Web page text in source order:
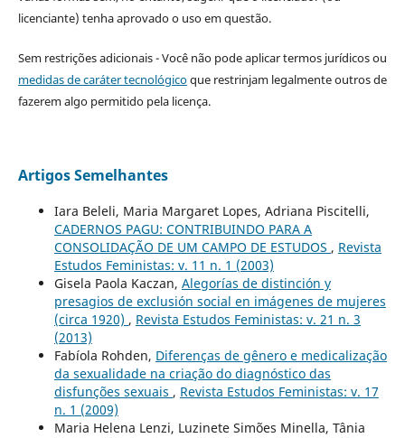
licenciante) tenha aprovado o uso em questão.
Sem restrições adicionais - Você não pode aplicar termos jurídicos ou
medidas de caráter tecnológicoque restrinjam legalmente outros de
fazerem algo permitido pela licença.
Artigos Semelhantes
Iara Beleli, Maria Margaret Lopes, Adriana Piscitelli,
CADERNOS PAGU: CONTRIBUINDO PARA A
CONSOLIDAÇÃO DE UM CAMPO DE ESTUDOS , Revista
Estudos Feministas: v. 11 n. 1 (2003)
Gisela Paola Kaczan, Alegorías de distinción y
presagios de exclusión social en imágenes de mujeres
(circa 1920) , Revista Estudos Feministas: v. 21 n. 3
(2013)
Fabíola Rohden, Diferenças de gênero e medicalização
da sexualidade na criação do diagnóstico das
disfunções sexuais , Revista Estudos Feministas: v. 17
n. 1 (2009)
Maria Helena Lenzi, Luzinete Simões Minella, Tânia